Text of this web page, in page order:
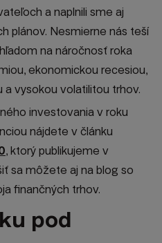
a naplnili sme aj
plánov. Nesmierne nás teší
na náročnosť roka
ekonomickou recesiou,
vysokou volatilitou trhov.
investovania v roku
nájdete v článku
, ktorý publikujeme v
sa môžete aj na blog so
finančných trhov.
pod